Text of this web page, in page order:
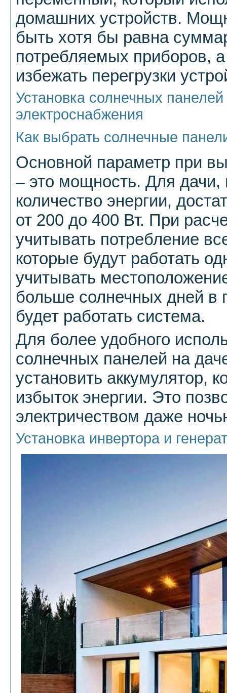
домашних устройств.
быть хотя бы равна
потребляемых приборов,
избежать перегрузки
Установка солнечных
электроснабжения
Как выбрать солнечные
Основной параметр при
– это мощность. Для дачи,
количество энергии,
от 200 до 400 Вт. При
учитывать потребление
которые будут работать
учитывать
больше солнечных дней в
будет работать система.
Для более удобного
солнечных панелей на
установить аккумулятор,
избыток энергии. Это
электричеством даже
Установка инвертора и